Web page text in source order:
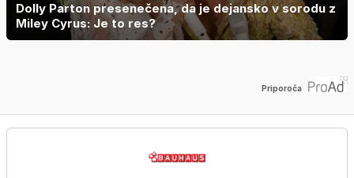
Dolly Parton presenečena, da je dejansko v sorodu z
Miley Cyrus: Je to res?
Priporoča